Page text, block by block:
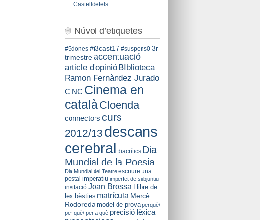
Castelldefels
Núvol d’etiquetes
#5dones #i3cast17 #suspens0 3r
trimestre accentuació
article d'opinió BIblioteca
Ramon Fernàndez Jurado
CINC Cinema en
catalàCloenda
connectors curs
2012/13 descans
cerebral diacrítics Dia
Mundial de la Poesia
Dia Mundial del Teatre escriure una
postal imperatiu imperfet de subjuntiu
invitació Joan Brossa
Llibre de
les bèsties matrícula Mercè
Rodoreda model de prova perquè/
per què/ per a què precisió lèxica